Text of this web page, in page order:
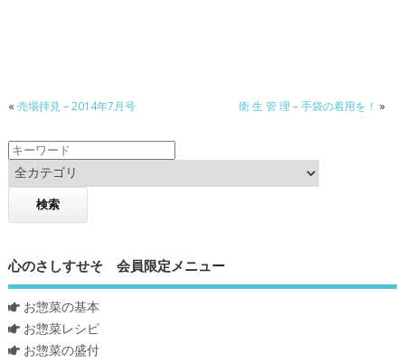
« 売場拝見 – 2014年7月号 衛 生 管 理 – 手袋の着用を！ »
心のさしすせそ 会員限定メニュー
お惣菜の基本
お惣菜レシピ
お惣菜の盛付